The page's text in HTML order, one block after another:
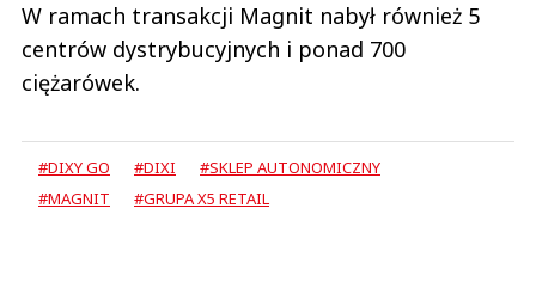
W ramach transakcji Magnit nabył również 5
centrów dystrybucyjnych i ponad 700
ciężarówek.
#DIXY GO #DIXI
#SKLEP AUTONOMICZNY
#MAGNIT
#GRUPA X5 RETAIL